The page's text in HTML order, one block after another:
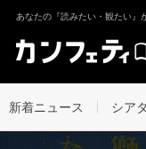
あなたの『読みたい・観たい』
新着ニュース シア